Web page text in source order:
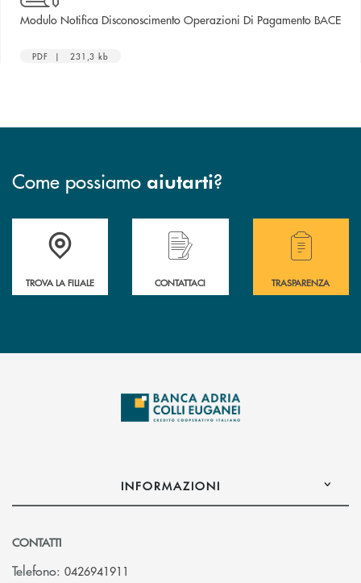
Modulo Notifica Disconoscimento Operazioni Di Pagamento BACE
PDF | 231,3 kb
Come possiamo aiutarti?
Accedi all' elenco completo delle filiali .
TROVA LA FILIALE
Hai bisogno di assistenza immediata?
CONTATTACI
Hai bisogno di
TRASPARENZA
INFORMAZIONI
CONTATTI
Telefono: 0426941911